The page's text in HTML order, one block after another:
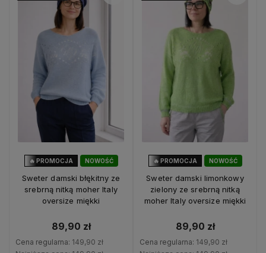
NOWOŚĆ
🔥 PROMOCJA
Sweter damski błękitny ze
srebrną nitką moher Italy
oversize miękki
89,90 zł
Cena regularna: 149,90 zł
NOWOŚĆ
🔥 PROMOCJA
Sweter damski limonkowy
zielony ze srebrną nitką
moher Italy oversize miękki
89,90 zł
Cena regularna: 149,90 zł